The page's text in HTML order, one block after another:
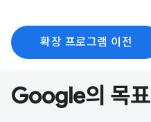
확장 프로그램 이전
Google의 목표